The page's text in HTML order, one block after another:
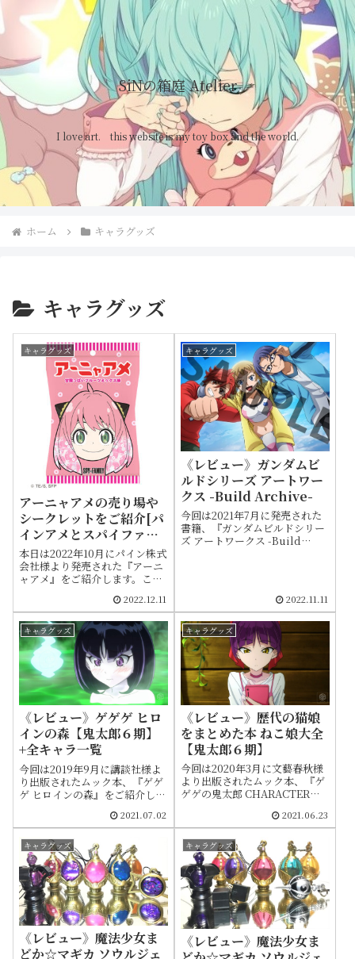
SiNの箱庭 Atelier
I love art. this website is my toy box and the world.
ホーム キャラグッズ
キャラグッズ
キャラグッズ
アーニャアメの売り場や
シークレットをご紹介[パ
インアメとスパイファミ
リーのコラボ]
本日は2022年10月にパイン株式
会社様より発売された『アーニ
ャアメ』をご紹介します。こち
「SPY×FAMILY」とパインア
メのコラボレーションキャンデ
ィです。当初は10月4日よりフ
ァミリーマートで先行販売され
ていた商品ですが徐々にローソ
ン、セブンイレブンなどに拡大
していき、11月28日からはスー
パーやドラッグストアでの販売
を開始しました
2022.12.11
キャラグッズ
《レビュー》ガンダムビ
ルドシリーズ アートワー
クス -Build Archive-
今回は2021年7月に発売された
書籍、『ガンダムビルドシリー
ズ アートワークス -Build
料をまとめた書籍です。本誌の
中身は著作権により保護されて
いるため写真はサンプルでしか
お伝えできませんが、可能な限
り解説しております
2022.11.11
キャラグッズ
《レビュー》ゲゲゲ ヒロ
インの森【鬼太郎６期】
+全キャラ一覧
今回は2019年9月に講談社様よ
り出版されたムック本、『ゲゲ
ゲ ヒロインの森』をご紹介しま
するヒロインをフィーチャーし
た本誌ですが、特筆すべきは1
話限りのゲストキャラや名前も
与えられていない女子高生まで
も補完している点です。当ペー
ジでは収録された全キャラの名
簿を公開している他、この機に
ご紹介したいゲストキャラを数
名ピックアップいたしました。
本編キャプチャーも添えながら
解説しておりますのでよろしけ
2021.07.02
キャラグッズ
《レビュー》歴代の猫娘
をまとめた本 ねこ娘大全
【鬼太郎６期】
今回は2020年3月に文藝春秋様
より出版されたムック本、『ゲ
ゲゲの鬼太郎 CHARACTER
ます。本誌は1968年に登場した
第1期から6期までを網羅的にま
とめた書籍になりますが、主に
6期のねこ娘に焦点を当てた内
容となってます。放送開始50周
年を記念して制作された6期は
スマホやSNSといった現代の技
術が反映され、物語も風刺的な
意味合いが込められたメッセー
ジ性の強い話も少なくありませ
ん。特筆すべきは妖怪側のメイ
2021.06.23
キャラグッズ
《レビュー》魔法少女ま
どか☆マギカ ソウルジェ
キャラグッズ
《レビュー》魔法少女ま